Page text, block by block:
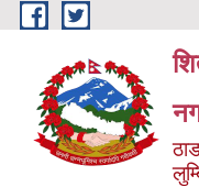
Skip to main content